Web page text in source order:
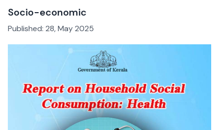
Socio-economic
Published: 28, May 2025